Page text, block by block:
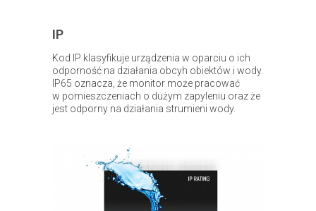
IP
Kod IP klasyfikuje urządzenia w oparciu o ich
odporność na działania obcyh obiektów i wody.
IP65 oznacza, że monitor może pracować
w pomieszczeniach o dużym zapyleniu oraz że
jest odporny na działania strumieni wody.